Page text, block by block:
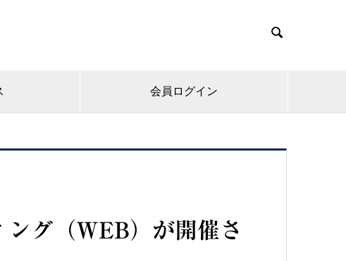

会員ログイン
グ（WEB）が開催さ